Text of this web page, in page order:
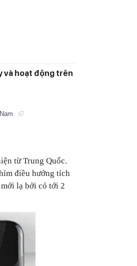
và hoạt động trên
từ Trung Quốc.
điều hướng tích
lạ bởi có tới 2